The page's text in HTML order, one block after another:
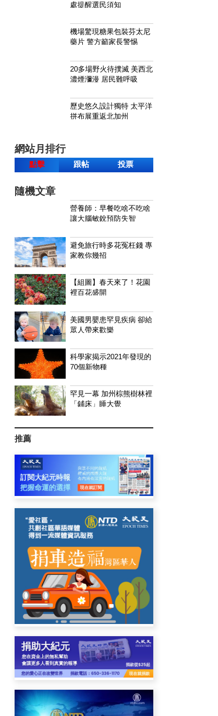
處提醒選民須知
機場驚現糖果包裝芬太尼
藥片 警方籲家長警惕
20多場野火待撲滅 美西北
濃煙瀰漫 居民難呼吸
歷史悠久設計獨特 太平洋
拼布展重返北加州
網站月排行
點擊 跟帖 投票
隨機文章
營養師：早餐吃啥不吃啥
讓大腦敏銳預防失智
避免旅行時多花冤枉錢 專
家教你幾招
【組圖】春天來了！花園
裡百花盛開
美國男嬰患罕見疾病 卻給
眾人帶來歡樂
科學家揭示2021年發現的
70個新物種
罕見一幕 加州棕熊樹林裡
「鋪床」睡大覺
推薦